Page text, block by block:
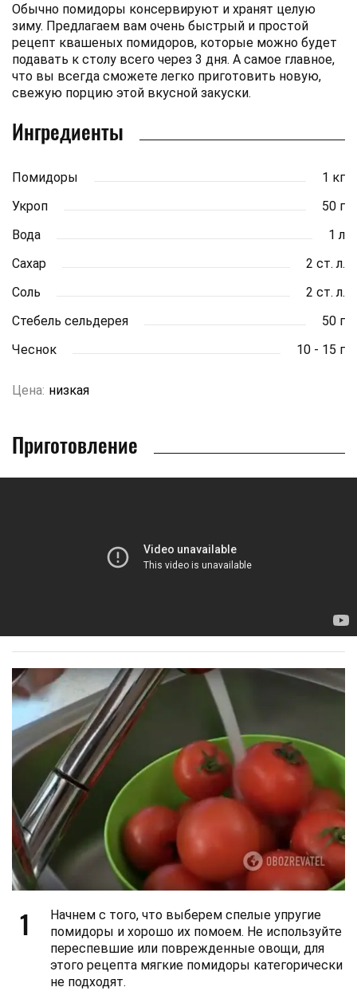
Обычно помидоры консервируют и хранят целую
зиму. Предлагаем вам очень быстрый и простой
рецепт квашеных помидоров, которые можно будет
подавать к столу всего через 3 дня. А самое главное,
что вы всегда сможете легко приготовить новую,
свежую порцию этой вкусной закуски.
Ингредиенты
Помидоры
1 кг
Укроп
50 г
Вода
1 л
Сахар
2 ст. л.
Соль
2 ст. л.
Стебель сельдерея
50 г
Чеснок
10 - 15 г
Цена: низкая
Приготовление
1
Начнем с того, что выберем спелые упругие
помидоры и хорошо их помоем. Не используйте
переспевшие или поврежденные овощи, для
этого рецепта мягкие помидоры категорически
не подходят.